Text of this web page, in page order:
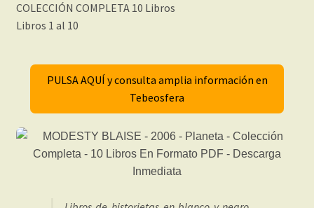
COLECCIÓN COMPLETA 10 Libros
Libros 1 al 10
PULSA AQUÍ y consulta amplia información en
Tebeosfera